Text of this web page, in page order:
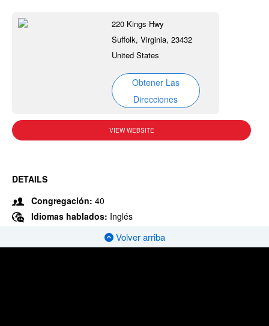
220 Kings Hwy
Suffolk, Virginia, 23432
United States
Obtener Las
Direcciones
VIEW WEBSITE
DETAILS
Congregación: 40
Idiomas hablados: Inglés
Volver arriba